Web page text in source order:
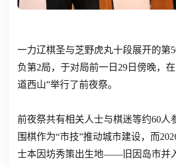
一力辽棋圣与芝野虎丸十段展开的第
负第2局，于对局前一日29日傍晚，
道西山”举行了前夜祭。
前夜祭共有相关人士与棋迷等约60人
围棋作为“市技”推动城市建设，而
士本因坊秀策出生地——旧因岛市并